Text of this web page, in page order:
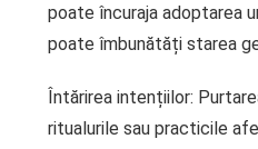
poate încuraja adoptarea
poate îmbunătăți starea
Întărirea intențiilor:
ritualurile sau practicile